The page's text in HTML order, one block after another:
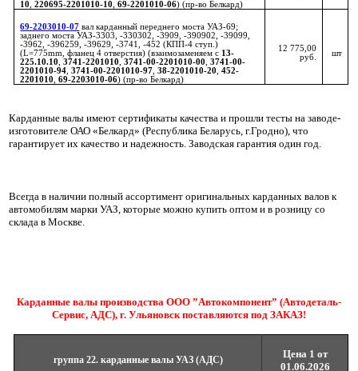
10
,220695-2201010-10 ,69-2201010-06) (пр-во Белкард)
69-2203010-07 вал карданный переднего моста УАЗ-69;
заднего моста УАЗ-3303, -330302, -3909, -390902, -39099,
-3962, -396259, -39629, -3741, -452 (КПП-4 ступ.)
(L=775mm, фланец 4 отверстия) (взаимозаменяем с 13-
225.10.10
,3741-2201010 ,3741-00-2201010-00 ,3741-00-
2201010-94 ,3741-00-2201010-97 ,38-2201010-20 ,452-
2201010
,69-2203010-06) (пр-во Белкард)
12 775,00
руб.
шт
Карданные валы имеют сертификаты качества и прошли тесты на заводе-
изготовителе ОАО «Белкард» (Республика Беларусь, г.Гродно), что
гарантирует их качество и надежность. Заводская гарантия один год.
Всегда в наличии полный ассортимент оригинальных карданных валов к
автомобилям марки УАЗ, которые можно купить оптом и в розницу со
склада в Москве.
Карданные валы производства ООО ”Автокомпонент” (Автодеталь-
Сервис, АДС), г. Ульяновск поставляются под ЗАКАЗ!
группа 22. карданные валы УАЗ (АДС)
Цена 1 от
01.06.2026